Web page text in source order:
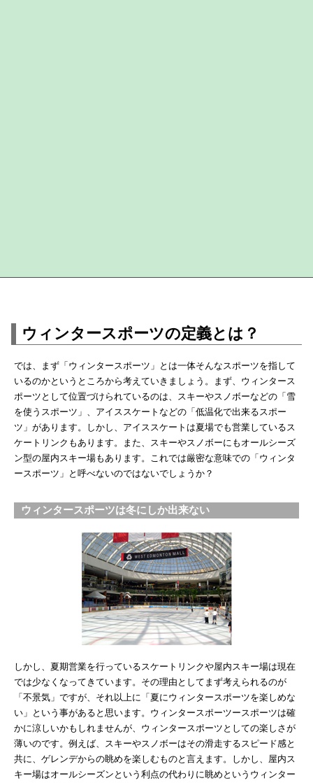
ウィンタースポーツの定義とは？
では、まず「ウィンタースポーツ」とは一体そんなスポーツを指して
いるのかというところから考えていきましょう。まず、ウィンタース
ポーツとして位置づけられているのは、スキーやスノボーなどの「雪
を使うスポーツ」、アイススケートなどの「低温化で出来るスポー
ツ」があります。しかし、アイススケートは夏場でも営業しているス
ケートリンクもあります。また、スキーやスノボーにもオールシーズ
ン型の屋内スキー場もあります。これでは厳密な意味での「ウィンタ
ースポーツ」と呼べないのではないでしょうか？
ウィンタースポーツは冬にしか出来ない
しかし、夏期営業を行っているスケートリンクや屋内スキー場は現在
では少なくなってきています。その理由としてまず考えられるのが
「不景気」ですが、それ以上に「夏にウィンタースポーツを楽しめな
い」という事があると思います。ウィンタースポーツースポーツは確
かに涼しいかもしれませんが、ウィンタースポーツとしての楽しさが
薄いのです。例えば、スキーやスノボーはその滑走するスピード感と
共に、ゲレンデからの眺めを楽しむものと言えます。しかし、屋内ス
キー場はオールシーズンという利点の代わりに眺めというウィンター